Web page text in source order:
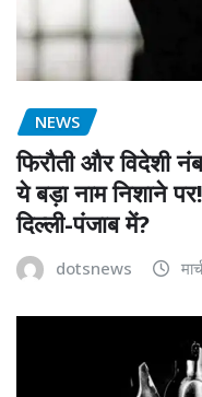
NEWS
फिरौती और विदेशी
ये बड़ा नाम निशाने
दिल्ली-पंजाब में?
dotsnews